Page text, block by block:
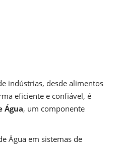
indústrias, desde alimentos
eficiente e confiável, é
Água, um componente
Água em sistemas de